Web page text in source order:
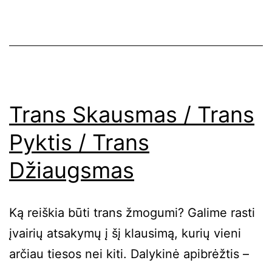
Trans Skausmas / Trans
Pyktis / Trans
Džiaugsmas
Ką reiškia būti trans žmogumi? Galime rasti
įvairių atsakymų į šį klausimą, kurių vieni
arčiau tiesos nei kiti. Dalykinė apibrėžtis –